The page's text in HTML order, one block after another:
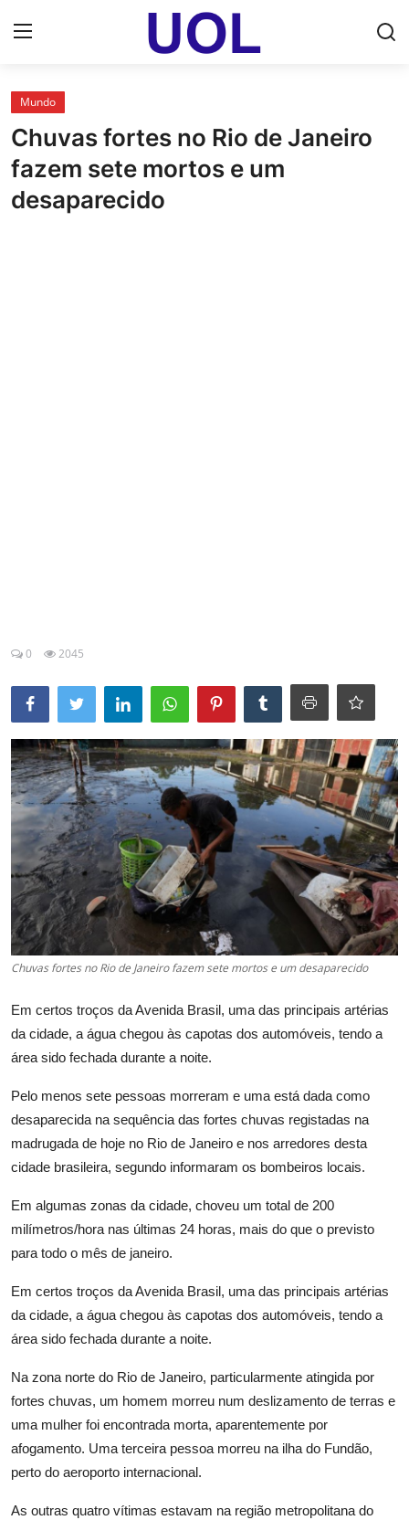
Home
UOL Email Entrar
Mundo
Chuvas fortes no Rio de Janeiro
fazem sete mortos e um
desaparecido
0 2045
Chuvas fortes no Rio de Janeiro fazem sete mortos e um desaparecido
Em certos troços da Avenida Brasil, uma das principais artérias
da cidade, a água chegou às capotas dos automóveis, tendo a
área sido fechada durante a noite.
Pelo menos sete pessoas morreram e uma está dada como
desaparecida na sequência das fortes chuvas registadas na
madrugada de hoje no Rio de Janeiro e nos arredores desta
cidade brasileira, segundo informaram os bombeiros locais.
Em algumas zonas da cidade, choveu um total de 200
milímetros/hora nas últimas 24 horas, mais do que o previsto
para todo o mês de janeiro.
Em certos troços da Avenida Brasil, uma das principais artérias
da cidade, a água chegou às capotas dos automóveis, tendo a
área sido fechada durante a noite.
Na zona norte do Rio de Janeiro, particularmente atingida por
fortes chuvas, um homem morreu num deslizamento de terras e
uma mulher foi encontrada morta, aparentemente por
afogamento. Uma terceira pessoa morreu na ilha do Fundão,
perto do aeroporto internacional.
As outras quatro vítimas estavam na região metropolitana do